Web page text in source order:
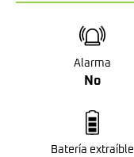
Alarma
No
Batería extraíble